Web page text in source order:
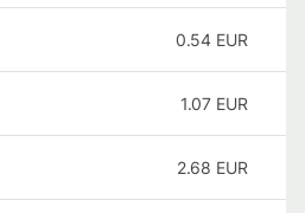
0.54 EUR
1.07 EUR
2.68 EUR